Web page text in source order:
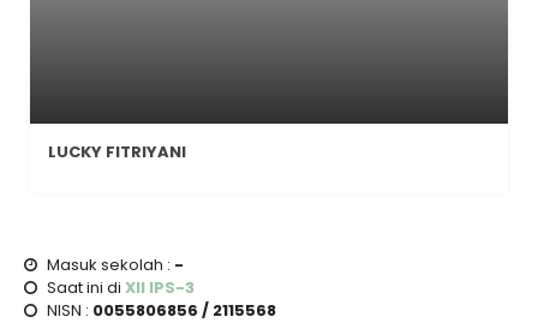
LUCKY FITRIYANI
Masuk sekolah : -
Saat ini di XII IPS-3
NISN : 0055806856 / 2115568